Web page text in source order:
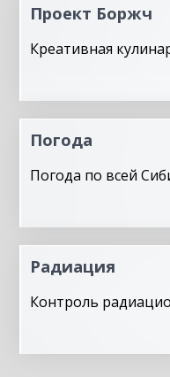
Проект Боржч
Креативная
Погода
Погода по всей
Радиация
Контроль